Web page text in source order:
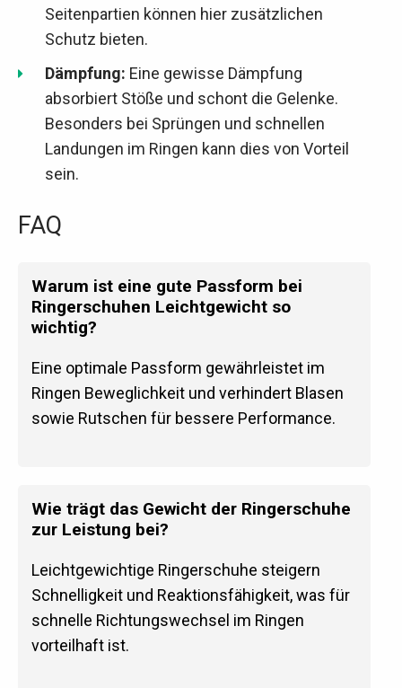
Seitenpartien können hier zusätzlichen
Schutz bieten.
Dämpfung: Eine gewisse Dämpfung
absorbiert Stöße und schont die Gelenke.
Besonders bei Sprüngen und schnellen
Landungen im Ringen kann dies von Vorteil
sein.
FAQ
Warum ist eine gute Passform bei
Ringerschuhen Leichtgewicht so
wichtig?
Eine optimale Passform gewährleistet im
Ringen Beweglichkeit und verhindert Blasen
sowie Rutschen für bessere Performance.
Wie trägt das Gewicht der Ringerschuhe
zur Leistung bei?
Leichtgewichtige Ringerschuhe steigern
Schnelligkeit und Reaktionsfähigkeit, was für
schnelle Richtungswechsel im Ringen
vorteilhaft ist.